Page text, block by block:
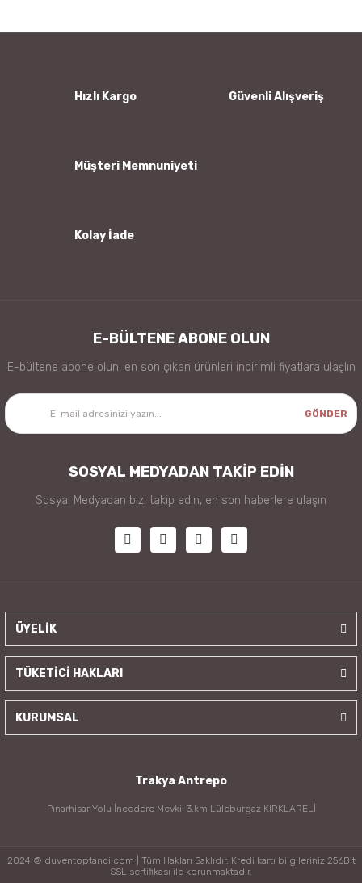
Ürün bilgilerinde hatalar bulunuyor.
Hızlı Kargo Güvenli Alışveriş
Müşteri Memnuniyeti
Kolay İade
E-BÜLTENE ABONE OLUN
E-bültene abone olun, en son çıkan ürünleri indirimli fiyatlara ulaşlın
GÖNDER
SOSYAL MEDYADAN TAKİP EDİN
Sosyal Medyadan bizi takip edin, en son haberlere ulaşın
ÜYELİK
TÜKETİCİ HAKLARI
KURUMSAL
Trakya Antrepo
Pınarhisar Yolu İncedere Mevkii 3.km Lüleburgaz KIRKLARELİ
2024 © duventoptanci.com | Tüm Hakları Saklıdır. Kredi kartı bilgileriniz 256Bit
SSL sertifikası ile korunmaktadır.